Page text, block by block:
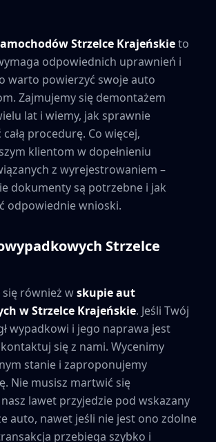
Strzelce Krajeńskieto
odpowiednich uprawnień i
warto powierzyć swoje auto
Zajmujemy się demontażem
lat i wiemy, jak sprawnie
procedurę. Co więcej,
klientom w dopełnieniu
z wyrejestrowaniem –
dokumenty są potrzebne i jak
odpowiednie wnioski.
Strzelce
się również wskupie aut
wStrzelce Krajeńskie. Jeśli Twój
wypadkowi i jego naprawa jest
się z nami. Wycenimy
stanie i zaproponujemy
Nie musisz martwić się
lawet przyjedzie pod wskazany
auto, nawet jeśli nie jest ono zdolne
przebiega szybko i